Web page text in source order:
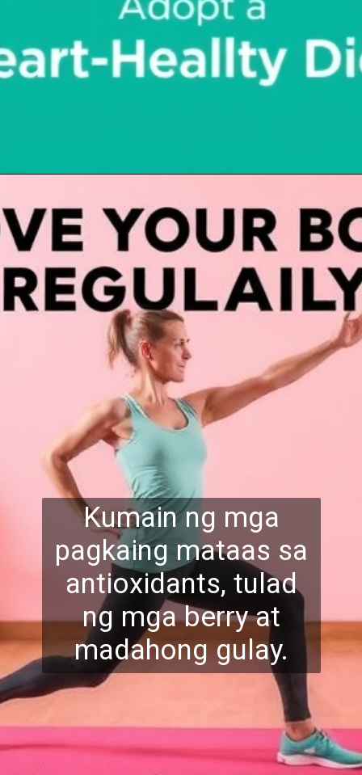
Kumain ng mga
pagkaing mataas sa
antioxidants, tulad
ng mga berry at
madahong gulay.